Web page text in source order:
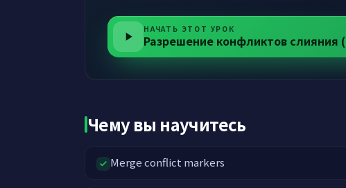
НАЧАТЬ ЭТОТ УРОК
Разрешение конфликтов слияния
Чему вы научитесь
Merge conflict markers